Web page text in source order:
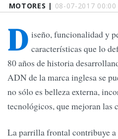
MOTORES | 08-07-2017 00:00
D iseño, funcionalidad y
características que lo
80 años de historia
ADN de la marca inglesa se
no sólo es belleza externa,
tecnológicos, que mejoran las
La parrilla frontal contribuye